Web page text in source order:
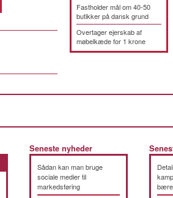
Fastholder mål om 40-50
butikker på dansk grund
Overtager ejerskab af
møbelkæde for 1 krone
Seneste nyheder
Sådan kan man bruge
sociale medier til
markedsføring